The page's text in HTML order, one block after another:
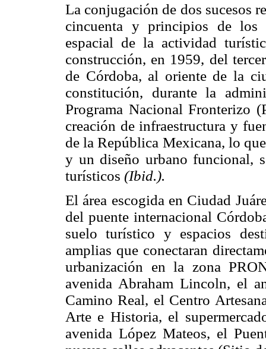
La conjugación de dos sucesos
cincuenta y principios de los
espacial de la actividad
construcción, en 1959, del
de Córdoba, al oriente de la
constitución, durante la
Programa Nacional Fronterizo
creación de infraestructura y
de la República Mexicana, lo
y un diseño urbano funcional,
turísticos (Ibid.).
El área escogida en Ciudad
del puente internacional
suelo turístico y espacios
amplias que conectaran
urbanización en la zona
avenida Abraham Lincoln, el
Camino Real, el Centro
Arte e Historia, el
avenida López Mateos, el